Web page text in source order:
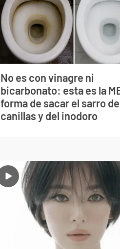
No es con vinagre ni
bicarbonato: esta es la
forma de sacar el sarro
canillas y del inodoro